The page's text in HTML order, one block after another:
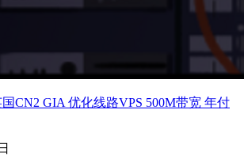
CN2 GIA 优化线路VPS 500M带宽 年付